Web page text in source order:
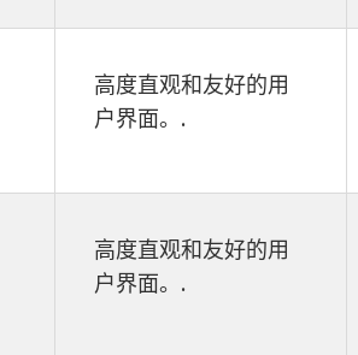
高度直观和友好的用
户界面。.
高度直观和友好的用
户界面。.